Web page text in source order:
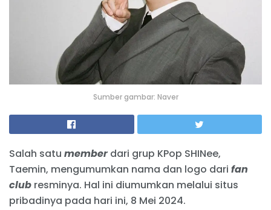
Sumber gambar: Naver
Salah satu memberdari grup KPop SHINee,
Taemin, mengumumkan nama dan logo dari fan
club resminya. Hal ini diumumkan melalui situs
pribadinya pada hari ini, 8 Mei 2024.